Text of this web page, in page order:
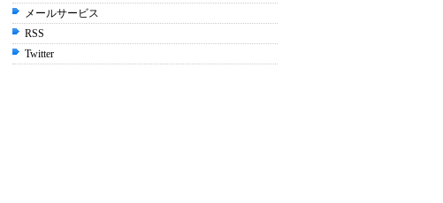
メールサービス
RSS
Twitter